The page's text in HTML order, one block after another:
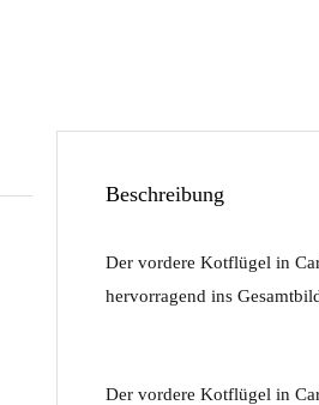
Beschreibung
Der vordere Kotflügel in
hervorragend ins
Der vordere Kotflügel in